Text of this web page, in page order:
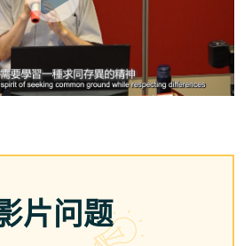
片问题